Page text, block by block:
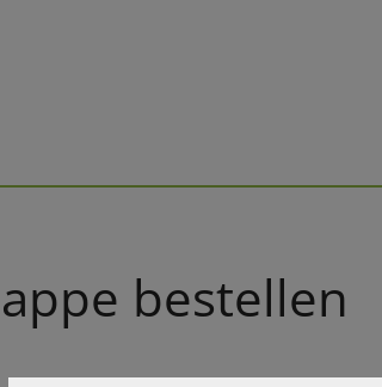
bestellen